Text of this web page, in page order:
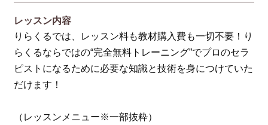
レッスン内容
りらくるでは、レッスン料も教材購入費も一切不要！り
らくるならではの“完全無料トレーニング”でプロのセラ
ピストになるために必要な知識と技術を身につけていた
だけます！
（レッスンメニュー※一部抜粋）